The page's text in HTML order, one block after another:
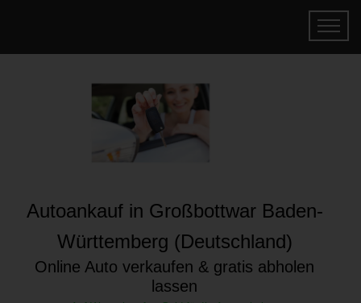
Autoankauf in Großbottwar Baden-
Württemberg (Deutschland)
Online Auto verkaufen & gratis abholen
lassen